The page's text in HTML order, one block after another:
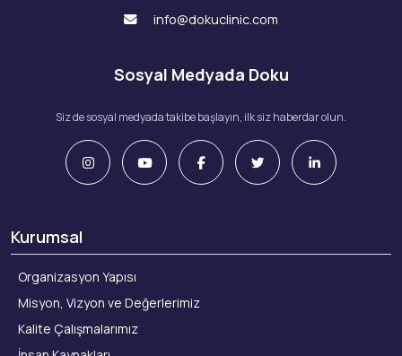
info@dokuclinic.com
Sosyal Medyada Doku
Siz de sosyal medyada takibe başlayın, ilk siz haberdar olun.
Kurumsal
Organizasyon Yapısı
Misyon, Vizyon ve Değerlerimiz
Kalite Çalışmalarımız